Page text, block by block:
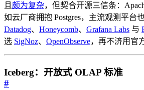
且 颇为复杂，但契合开源三信条：
如云厂商拥抱 Postgres，主流观测平台
Datadog、 Honeycomb、 Grafana Labs 与
选 SigNoz、 OpenObserve，再不济用官
Iceberg：开放式 OLAP 标准
#